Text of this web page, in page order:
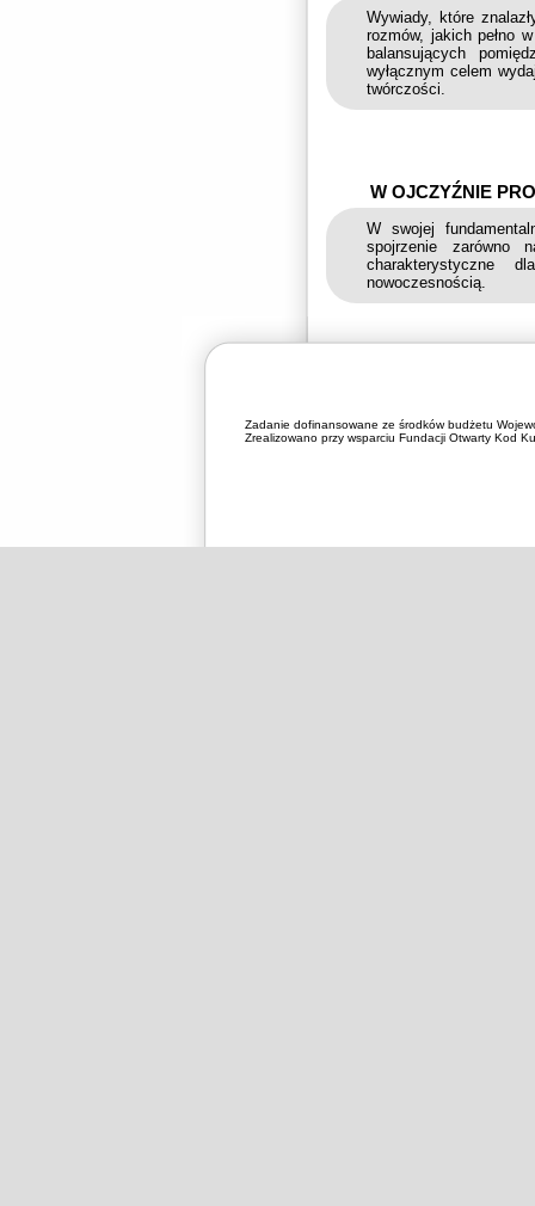
Wywiady, które
rozmów, jakich pełno
balansujących
wyłącznym celem
twórczości.
W OJCZYŹNIE
W swojej
spojrzenie zarówno
charakterystyczne
nowoczesnością.
Zadanie dofinansowane ze środków budżetu
Zrealizowano przy wsparciu Fundacji Otwarty Kod